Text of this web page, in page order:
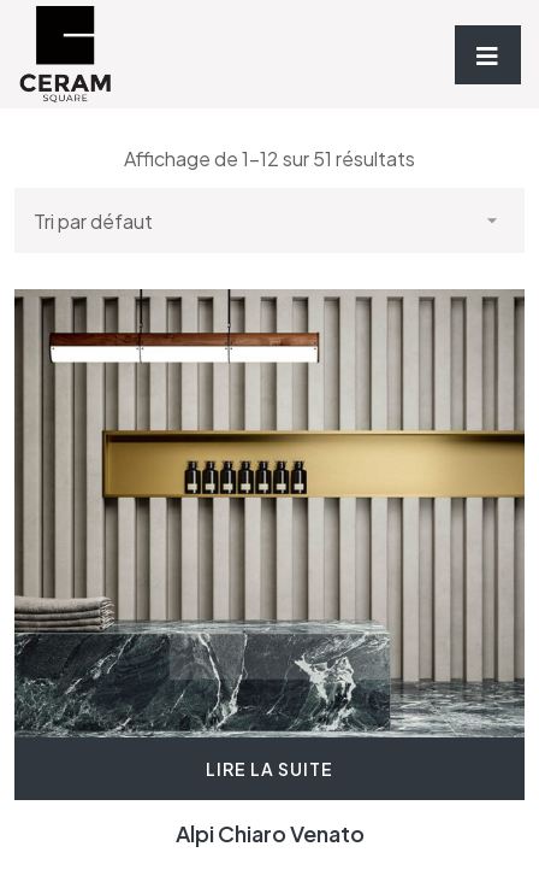
Accueil/Revêtements
Affichage de 1–12 sur 51 résultats
LIRE LA SUITE
Alpi Chiaro Venato